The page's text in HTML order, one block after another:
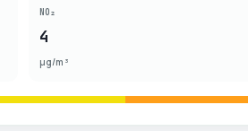
NO₂
4
µg/m³